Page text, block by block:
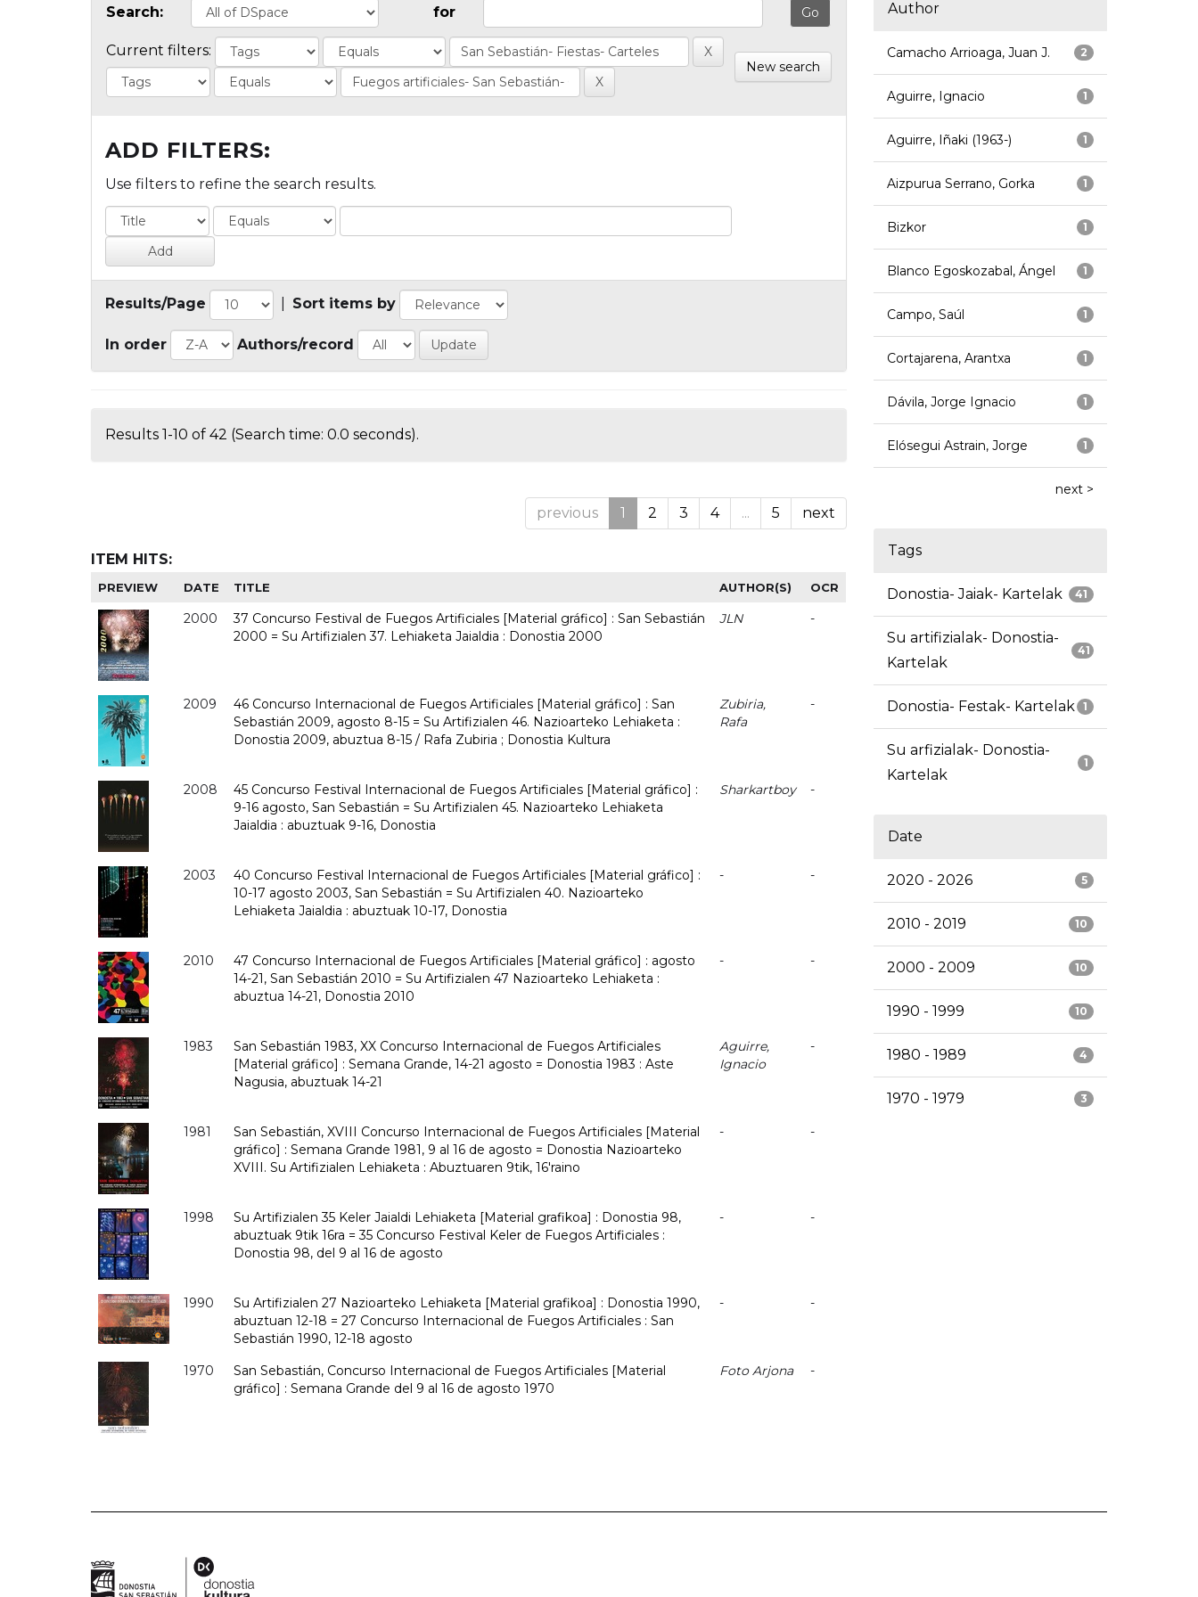
Search: for
Current filters:
New search
ADD FILTERS:
Use filters to refine the search results.
Results/Page Sort items by
In order Authors/record
Results 1-10 of 42 (Search time: 0.0 seconds).
previous 1 2 3 4 ... 5 next
ITEM HITS:
PREVIEW DATE TITLE AUTHOR(S) OCR
2000
37 Concurso Festival de Fuegos Artificiales [Material gráfico] : San Sebastián
2000 = Su Artifizialen 37. Lehiaketa Jaialdia : Donostia 2000
JLN -
2009
46 Concurso Internacional de Fuegos Artificiales [Material gráfico] : San
Sebastián 2009, agosto 8-15 = Su Artifizialen 46. Nazioarteko Lehiaketa :
Donostia 2009, abuztua 8-15 / Rafa Zubiria ; Donostia Kultura
Zubiria,
Rafa
-
2008
45 Concurso Festival Internacional de Fuegos Artificiales [Material gráfico] :
9-16 agosto, San Sebastián = Su Artifizialen 45. Nazioarteko Lehiaketa
Jaialdia : abuztuak 9-16, Donostia
Sharkartboy -
2003
40 Concurso Festival Internacional de Fuegos Artificiales [Material gráfico] :
10-17 agosto 2003, San Sebastián = Su Artifizialen 40. Nazioarteko
Lehiaketa Jaialdia : abuztuak 10-17, Donostia
- -
2010
47 Concurso Internacional de Fuegos Artificiales [Material gráfico] : agosto
14-21, San Sebastián 2010 = Su Artifizialen 47 Nazioarteko Lehiaketa :
abuztua 14-21, Donostia 2010
- -
1983
San Sebastián 1983, XX Concurso Internacional de Fuegos Artificiales
[Material gráfico] : Semana Grande, 14-21 agosto = Donostia 1983 : Aste
Nagusia, abuztuak 14-21
Aguirre,
Ignacio
-
1981
San Sebastián, XVIII Concurso Internacional de Fuegos Artificiales [Material
gráfico] : Semana Grande 1981, 9 al 16 de agosto = Donostia Nazioarteko
XVIII. Su Artifizialen Lehiaketa : Abuztuaren 9tik, 16'raino
- -
1998
Su Artifizialen 35 Keler Jaialdi Lehiaketa [Material grafikoa] : Donostia 98,
abuztuak 9tik 16ra = 35 Concurso Festival Keler de Fuegos Artificiales :
Donostia 98, del 9 al 16 de agosto
- -
1990
Su Artifizialen 27 Nazioarteko Lehiaketa [Material grafikoa] : Donostia 1990,
abuztuan 12-18 = 27 Concurso Internacional de Fuegos Artificiales : San
Sebastián 1990, 12-18 agosto
- -
1970
San Sebastián, Concurso Internacional de Fuegos Artificiales [Material
gráfico] : Semana Grande del 9 al 16 de agosto 1970
Foto Arjona -
Author
2
Camacho Arrioaga, Juan J.
1
Aguirre, Ignacio
1
Aguirre, Iñaki (1963-)
1
Aizpurua Serrano, Gorka
1
Bizkor
1
Blanco Egoskozabal, Ángel
1
Campo, Saúl
1
Cortajarena, Arantxa
1
Dávila, Jorge Ignacio
1
Elósegui Astrain, Jorge
next >
Tags
41
Donostia- Jaiak- Kartelak
41
Su artifizialak- Donostia-
Kartelak
1
Donostia- Festak- Kartelak
1
Su arfizialak- Donostia-
Kartelak
Date
5
2020 - 2026
10
2010 - 2019
10
2000 - 2009
10
1990 - 1999
4
1980 - 1989
3
1970 - 1979